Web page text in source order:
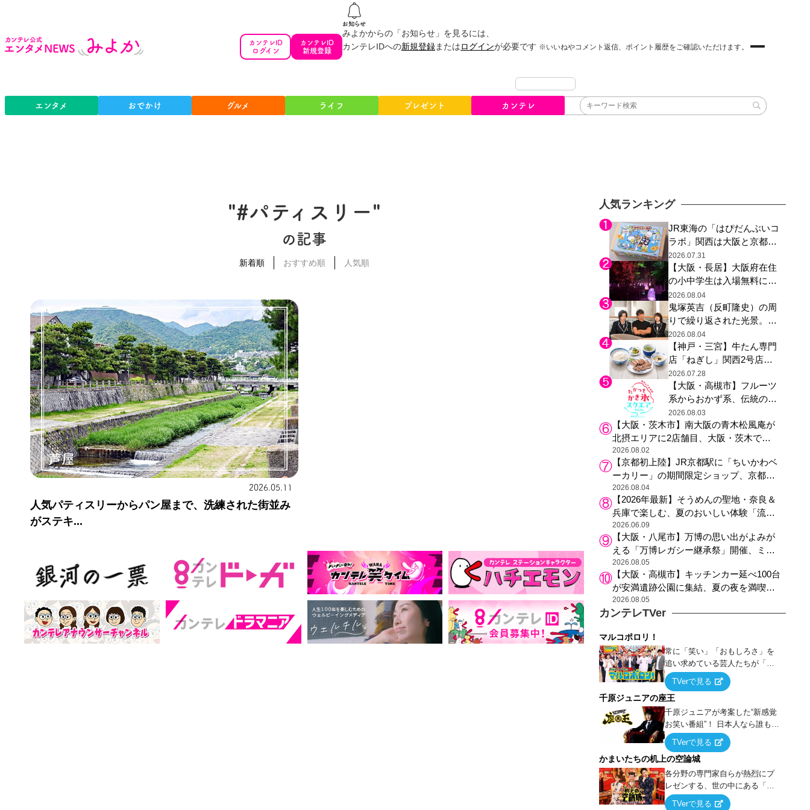
カンテレID
ログイン
カンテレID
新規登録
みよかからの「お知らせ」を見るには、
カンテレIDへの新規登録またはログインが必要です ※いいねやコメント返信、ポイント履歴をご確認いただけます。
エンタメ おでかけ グルメ ライフ プレゼント カンテレ
"#パティスリー"
の記事
新着順 おすすめ順 人気順
2026.05.11
人気パティスリーからパン屋まで、洗練された街並み
がステキ...
人気ランキング
JR東海の「はぴだんぶいコ
ラボ」関西は大阪と京都の
み、日焼けしたポチャッコ
らサンリオキャラが描かれ
た駅弁やグッズが登場
2026.07.31
【大阪・長居】大阪府在住
の小中学生は入場無料に、
チームラボが「夏休みの自
由研究の課題に」と「ボタ
ニカルガーデン 大阪」へ招
待
2026.08.04
鬼塚英吉（反町隆史）の周
りで繰り返された光景。ド
ラマ『GTO』第３話で光っ
た演出の巧みさ
2026.08.04
【神戸・三宮】牛たん専門
店「ねぎし」関西2号店が
登場、ファンら「8月が待
ち遠しい」と早くから注目
2026.07.28
【大阪・高槻市】フルーツ
系からおかず系、伝統の天
然氷まで人気店が集結、高
槻阪急スクエアで「かき
氷」祭り
2026.08.03
【大阪・茨木市】南大阪の青木松風庵が
北摂エリアに2店舗目、大阪・茨木で
も“焼きたて”の月化粧が食べられる
2026.08.02
【京都初上陸】JR京都駅に「ちいかわベ
ーカリー」の期間限定ショップ、京都の
銘菓“おたべ”との限定コラボも
2026.08.04
【2026年最新】そうめんの聖地・奈良＆
兵庫で楽しむ、夏のおいしい体験「流し
そうめん体験」おすすめ3選
2026.06.09
【大阪・八尾市】万博の思い出がよみが
える「万博レガシー継承祭」開催、ミャ
クミャク登場、大屋根リング木材展示も
2026.08.05
【大阪・高槻市】キッチンカー延べ100台
が安満遺跡公園に集結、夏の夜を満喫す
る4日間のグルメイベント
2026.08.05
カンテレTVer
マルコポロリ！
常に「笑い」「おもしろさ」を
追い求めている芸人たちが「芸
能界」という大海原に漕ぎ出で
て、新たなオモシロ人間を発掘
する！
TVerで見る
千原ジュニアの座王
千原ジュニアが考案した“新感覚
お笑い番組”！ 日本人なら誰もが
馴染みのある『イス取りゲー
ム』をベースに、大喜利・ギャ
グ・モノボケ・歌…など様々な
お題で芸人がショートネタを競
い合う！
TVerで見る
かまいたちの机上の空論城
各分野の専門家自らが熱烈にプ
レゼンする、世の中にある「試
したことはないが、やってみた
TVerで見る